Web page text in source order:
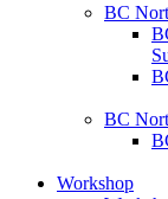
BC
BC
Workshop